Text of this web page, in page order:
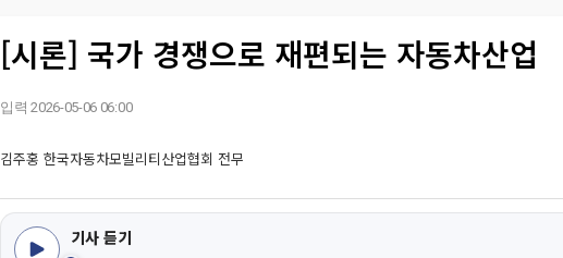
[시론] 국가 경쟁으로 재편되는 자동차산업
입력 2026-05-06 06:00
김주홍 한국자동차모빌리티산업협회 전무
기사 듣기